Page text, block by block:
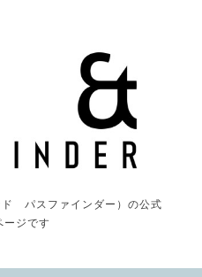
パスファインダー）の公式
ージです